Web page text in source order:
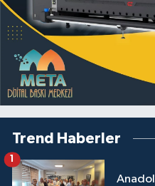
Trend Haberler
1